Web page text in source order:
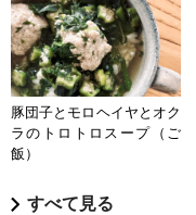
豚団子とモロヘイヤとオク
ラのトロトロスープ（ご
飯）
すべて見る